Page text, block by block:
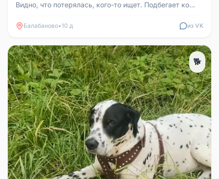
Видно, что потерялась, кого-то ищет. Подбегает ко
Балабаново•10 д из VK
🐕